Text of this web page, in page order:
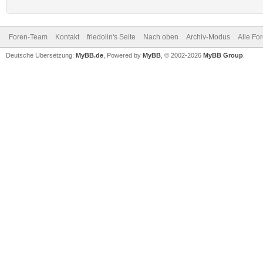
Foren-Team Kontakt friedolin's Seite Nach oben Archiv-Modus Alle
Deutsche Übersetzung: MyBB.de , Powered by MyBB , © 2002-2026 MyBB Group